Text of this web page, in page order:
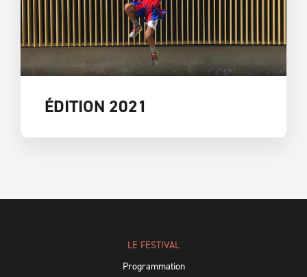
ÉDITION 2021
LE FESTIVAL
Programmation